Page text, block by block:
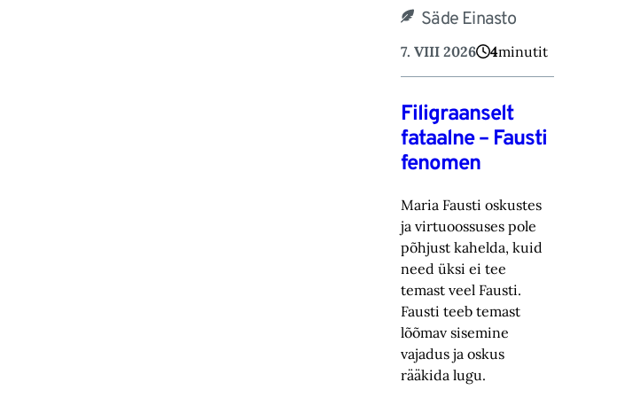
Säde Einasto
7. VIII 2026 4minutit
Filigraanselt
fataalne – Fausti
fenomen
Maria Fausti oskustes
ja virtuoossuses pole
põhjust kahelda, kuid
need üksi ei tee
temast ‎veel Fausti.
Fausti teeb temast
lõõmav sisemine
vajadus ja oskus
rääkida lugu.‎